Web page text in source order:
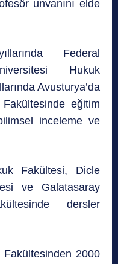
unvanını elde
Federal
Hukuk
Avusturya’da
eğitim
inceleme ve
Fakültesi, Dicle
ve Galatasaray
dersler
2000